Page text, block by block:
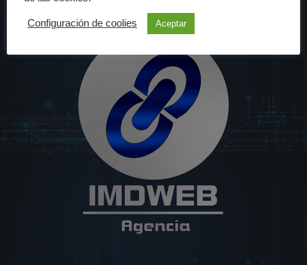
Configuración de coolies Aceptar